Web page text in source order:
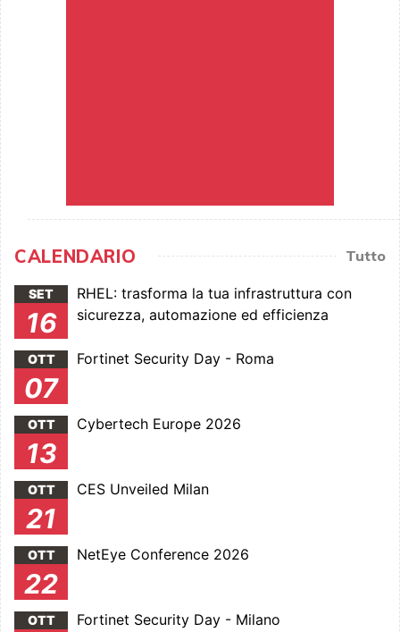
CALENDARIO Tutto
SET
16
RHEL: trasforma la tua infrastruttura con
sicurezza, automazione ed efficienza
OTT
07
Fortinet Security Day - Roma
OTT
13
Cybertech Europe 2026
OTT
21
CES Unveiled Milan
OTT
22
NetEye Conference 2026
OTT Fortinet Security Day - Milano